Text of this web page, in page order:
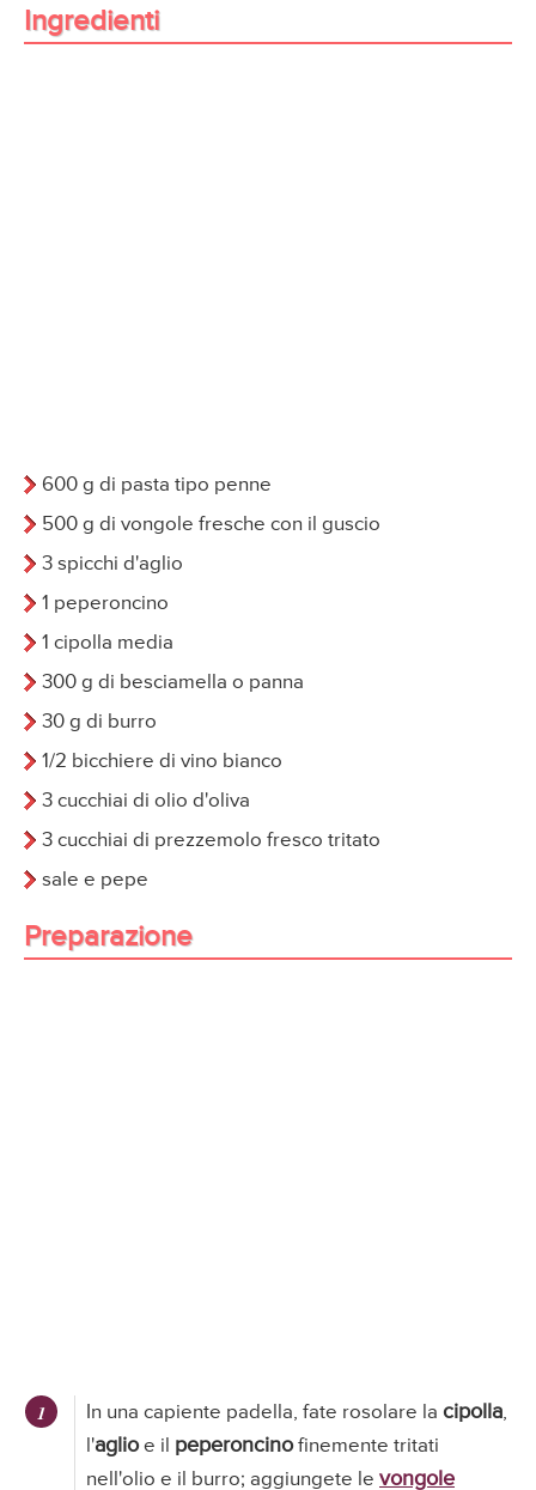
Ingredienti
600 g di pasta tipo penne
500 g di vongole fresche con il guscio
3 spicchi d'aglio
1 peperoncino
1 cipolla media
300 g di besciamella o panna
30 g di burro
1/2 bicchiere di vino bianco
3 cucchiai di olio d'oliva
3 cucchiai di prezzemolo fresco tritato
sale e pepe
Preparazione
In una capiente padella, fate rosolare la cipolla,
l'aglioe il peperoncinofinemente tritati
nell'olio e il burro; aggiungete le vongole